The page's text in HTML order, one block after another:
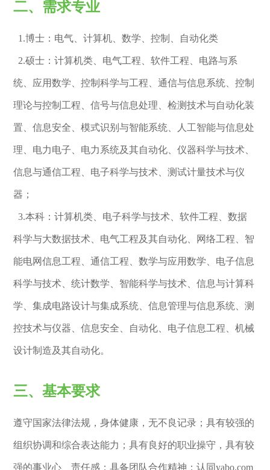
二、需求专业
1.博士：电气、计算机、数学、控制、自动化类
2.硕士：计算机类、电气工程、软件工程、电路与系
统、应用数学、控制科学与工程、通信与信息系统、控制
理论与控制工程、信号与信息处理、检测技术与自动化装
置、信息安全、模式识别与智能系统、人工智能与信息处
理、电力电子、电力系统及其自动化、仪器科学与技术、
信息与通信工程、电子科学与技术、测试计量技术与仪
器；
3.本科：计算机类、电子科学与技术、软件工程、数据
科学与大数据技术、电气工程及其自动化、网络工程、智
能电网信息工程、通信工程、数学与应用数学、电子信息
科学与技术、统计数学、智能科学与技术、信息与计算科
学、集成电路设计与集成系统、信息管理与信息系统、测
控技术与仪器、信息安全、自动化、电子信息工程、机械
设计制造及其自动化。
三、基本要求
遵守国家法律法规，身体健康，无不良记录；具有较强的
组织协调和综合表达能力；具有良好的职业操守，具有较
强的事业心、责任感；具备团队合作精神；认同yabo.com